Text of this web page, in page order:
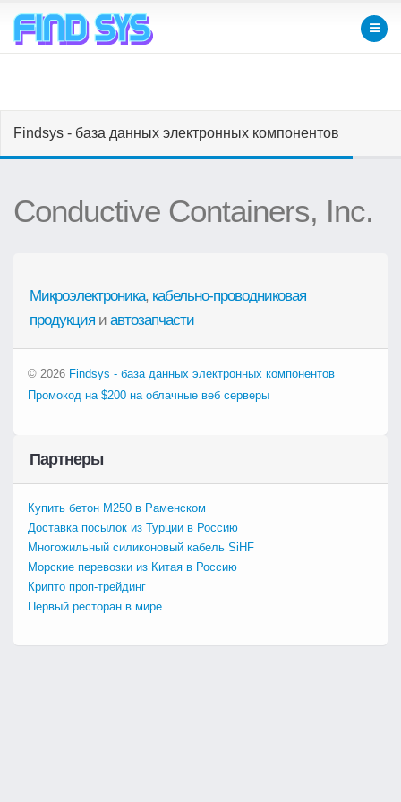
Findsys - база данных электронных компонентов
Conductive Containers, Inc.
Микроэлектроника, кабельно-проводниковая
продукция и автозапчасти
© 2026 Findsys - база данных электронных компонентов
Промокод на $200 на облачные веб серверы
Партнеры
Купить бетон М250 в Раменском
Доставка посылок из Турции в Россию
Многожильный силиконовый кабель SiHF
Морские перевозки из Китая в Россию
Крипто проп-трейдинг
Первый ресторан в мире